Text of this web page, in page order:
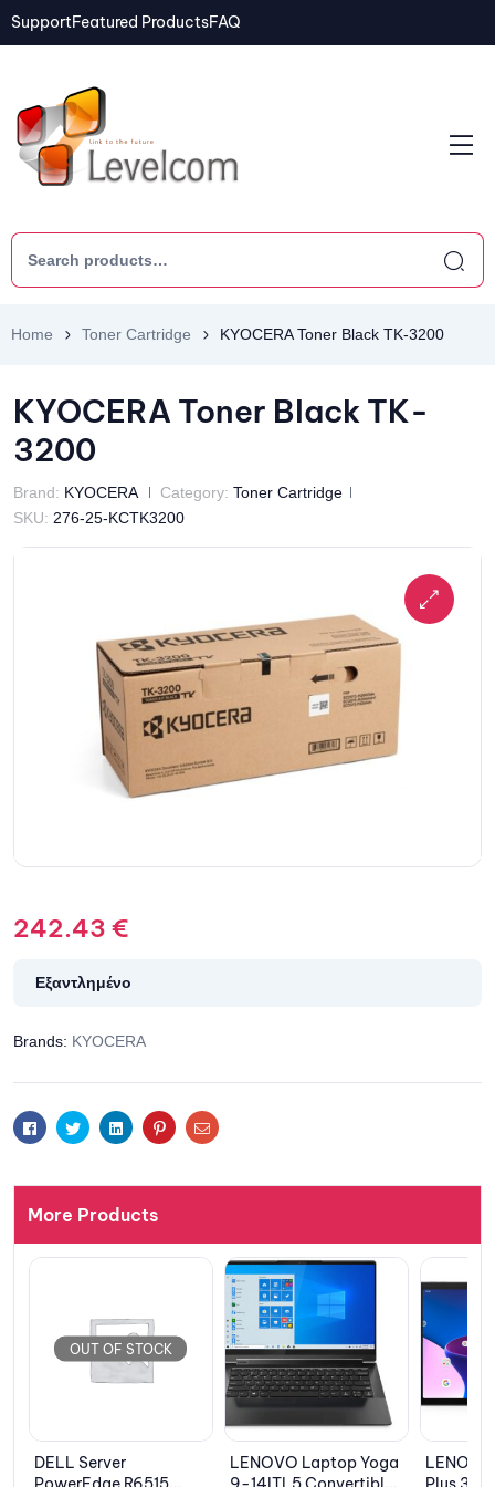
SupportFeatured ProductsFAQ
Home Toner Cartridge KYOCERA Toner Black TK-3200
KYOCERA Toner Black TK-
3200
Brand: KYOCERA Category: Toner Cartridge
SKU: 276-25-KCTK3200
242.43 €
Εξαντλημένο
Brands: KYOCERA
FacebookTwitterLinkedinPinterestEmail
More Products
LENOVO Laptop Yoga
LENOVO Tablet M10